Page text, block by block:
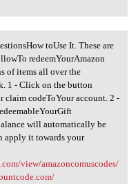
toUse It. These are
redeemYourAmazon
of items all over the
1 - Click on the button
codeToYour account. 2 -
will automatically be
apply it towards your
view/amazoncomuscodes/